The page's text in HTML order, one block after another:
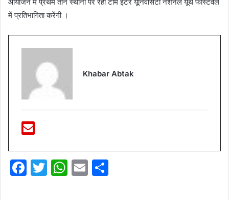
आयोजन में प्रथम तीन स्थानों पर रही टीमें इंटर यूनिवर्सिटी नेशनल यूथ फेस्टिवल
में प्रतिभागिता करेंगी ।
Khabar Abtak
F
T
W E